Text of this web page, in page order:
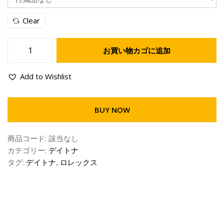
Clear
お買い物カゴに追加
Add to Wishlist
BUY NOW
商品コード: 該当なし
カテゴリー: デイトナ
タグ: デイトナ, ロレックス